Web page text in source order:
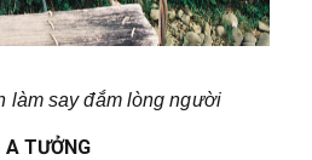
làm say đắm lòng người
A TƯỞNG